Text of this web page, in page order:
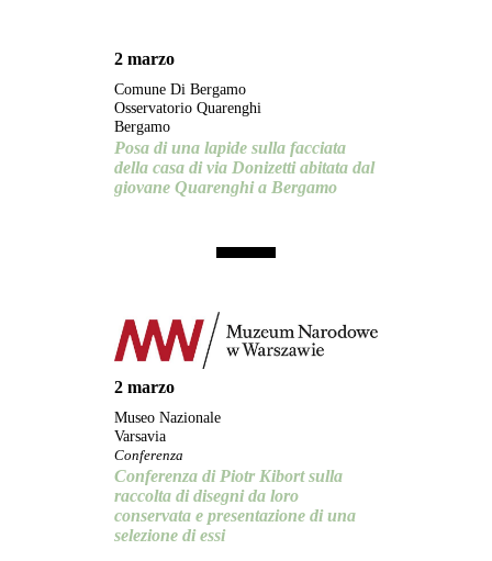
2 marzo
Comune Di Bergamo
Osservatorio Quarenghi
Bergamo
Posa di una lapide sulla facciata
della casa di via Donizetti abitata dal
giovane Quarenghi a Bergamo
2 marzo
Museo Nazionale
Varsavia
Conferenza
Conferenza di Piotr Kibort sulla
raccolta di disegni da loro
conservata e presentazione di una
selezione di essi